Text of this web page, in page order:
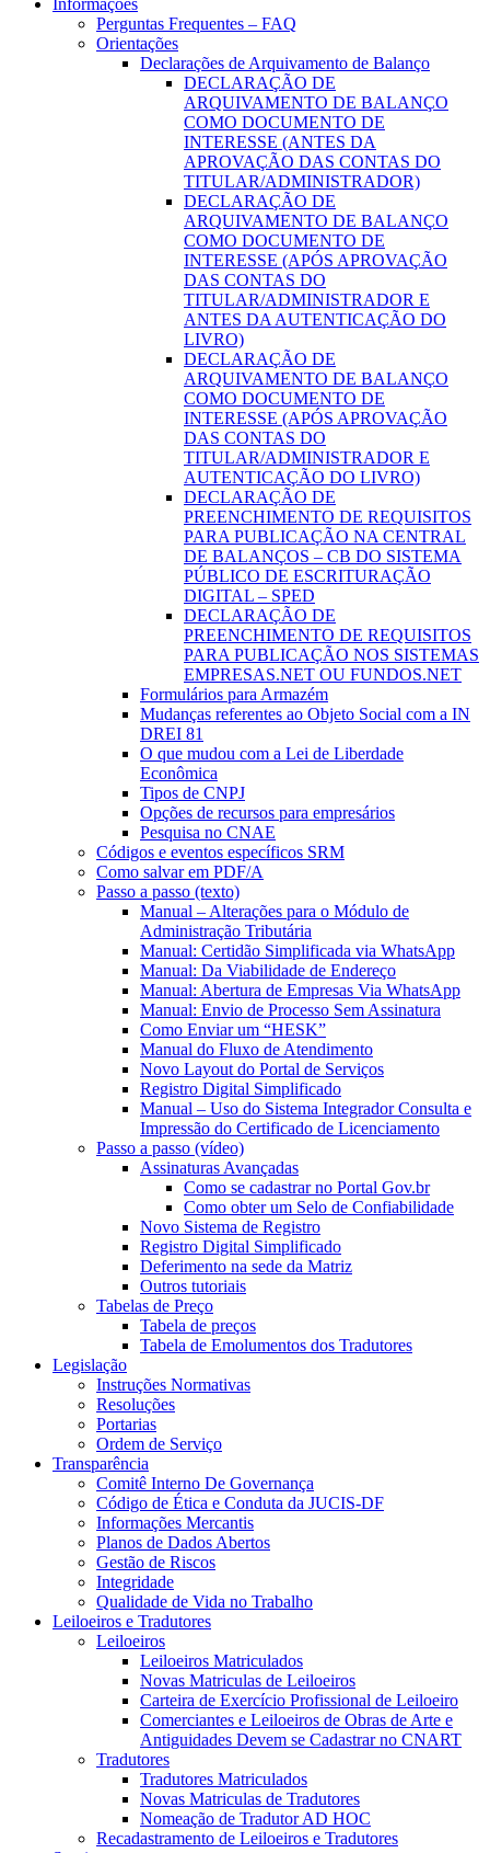
Informações
Perguntas Frequentes – FAQ
Orientações
Declarações de Arquivamento de Balanço
DECLARAÇÃO DE
ARQUIVAMENTO DE BALANÇO
COMO DOCUMENTO DE
INTERESSE (ANTES DA
APROVAÇÃO DAS CONTAS DO
TITULAR/ADMINISTRADOR)
DECLARAÇÃO DE
ARQUIVAMENTO DE BALANÇO
COMO DOCUMENTO DE
INTERESSE (APÓS APROVAÇÃO
DAS CONTAS DO
TITULAR/ADMINISTRADOR E
ANTES DA AUTENTICAÇÃO DO
LIVRO)
DECLARAÇÃO DE
ARQUIVAMENTO DE BALANÇO
COMO DOCUMENTO DE
INTERESSE (APÓS APROVAÇÃO
DAS CONTAS DO
TITULAR/ADMINISTRADOR E
AUTENTICAÇÃO DO LIVRO)
DECLARAÇÃO DE
PREENCHIMENTO DE REQUISITOS
PARA PUBLICAÇÃO NA CENTRAL
DE BALANÇOS – CB DO SISTEMA
PÚBLICO DE ESCRITURAÇÃO
DIGITAL – SPED
DECLARAÇÃO DE
PREENCHIMENTO DE REQUISITOS
PARA PUBLICAÇÃO NOS SISTEMAS
EMPRESAS.NET OU FUNDOS.NET
Formulários para Armazém
Mudanças referentes ao Objeto Social com a IN
DREI 81
O que mudou com a Lei de Liberdade
Econômica
Tipos de CNPJ
Opções de recursos para empresários
Pesquisa no CNAE
Códigos e eventos específicos SRM
Como salvar em PDF/A
Passo a passo (texto)
Manual – Alterações para o Módulo de
Administração Tributária
Manual: Certidão Simplificada via WhatsApp
Manual: Da Viabilidade de Endereço
Manual: Abertura de Empresas Via WhatsApp
Manual: Envio de Processo Sem Assinatura
Como Enviar um “HESK”
Manual do Fluxo de Atendimento
Novo Layout do Portal de Serviços
Registro Digital Simplificado
Manual – Uso do Sistema Integrador Consulta e
Impressão do Certificado de Licenciamento
Passo a passo (vídeo)
Assinaturas Avançadas
Como se cadastrar no Portal Gov.br
Como obter um Selo de Confiabilidade
Novo Sistema de Registro
Registro Digital Simplificado
Deferimento na sede da Matriz
Outros tutoriais
Tabelas de Preço
Tabela de preços
Tabela de Emolumentos dos Tradutores
Legislação
Instruções Normativas
Resoluções
Portarias
Ordem de Serviço
Transparência
Comitê Interno De Governança
Código de Ética e Conduta da JUCIS-DF
Informações Mercantis
Planos de Dados Abertos
Gestão de Riscos
Integridade
Qualidade de Vida no Trabalho
Leiloeiros e Tradutores
Leiloeiros
Leiloeiros Matriculados
Novas Matriculas de Leiloeiros
Carteira de Exercício Profissional de Leiloeiro
Comerciantes e Leiloeiros de Obras de Arte e
Antiguidades Devem se Cadastrar no CNART
Tradutores
Tradutores Matriculados
Novas Matriculas de Tradutores
Nomeação de Tradutor AD HOC
Recadastramento de Leiloeiros e Tradutores